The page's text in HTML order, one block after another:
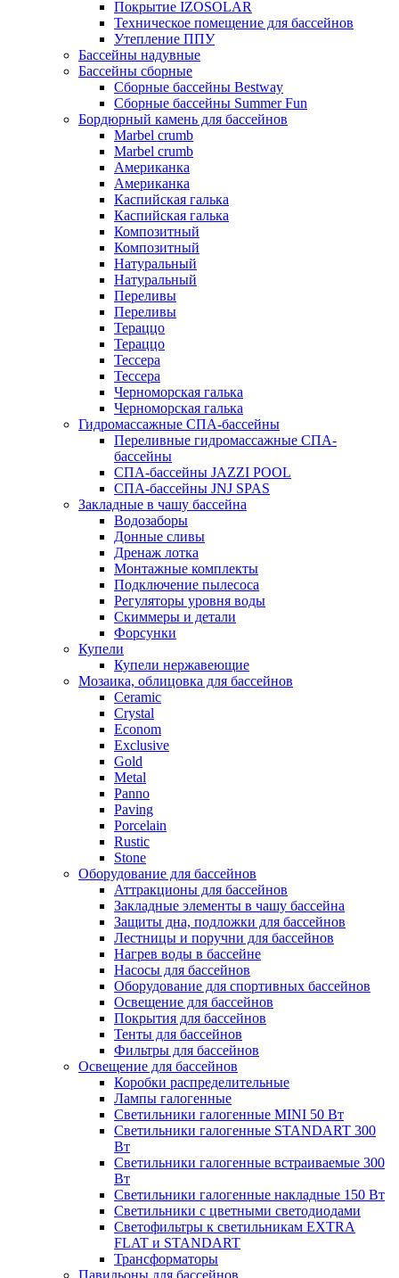
Покрытие IZOSOLAR
Техническое помещение для бассейнов
Утепление ППУ
Бассейны надувные
Бассейны сборные
Сборные бассейны Bestway
Сборные бассейны Summer Fun
Бордюрный камень для бассейнов
Marbel crumb
Marbel crumb
Американка
Американка
Каспийская галька
Каспийская галька
Композитный
Композитный
Натуральный
Натуральный
Переливы
Переливы
Тераццо
Тераццо
Тессера
Тессера
Черноморская галька
Черноморская галька
Гидромассажные СПА-бассейны
Переливные гидромассажные СПА-
бассейны
СПА-бассейны JAZZI POOL
СПА-бассейны JNJ SPAS
Закладные в чашу бассейна
Водозаборы
Донные сливы
Дренаж лотка
Монтажные комплекты
Подключение пылесоса
Регуляторы уровня воды
Скиммеры и детали
Форсунки
Купели
Купели нержавеющие
Мозаика, облицовка для бассейнов
Ceramic
Crystal
Econom
Exclusive
Gold
Metal
Panno
Paving
Porcelain
Rustic
Stone
Оборудование для бассейнов
Аттракционы для бассейнов
Закладные элементы в чашу бассейна
Защиты дна, подложки для бассейнов
Лестницы и поручни для бассейнов
Нагрев воды в бассейне
Насосы для бассейнов
Оборудование для спортивных бассейнов
Освещение для бассейнов
Покрытия для бассейнов
Тенты для бассейнов
Фильтры для бассейнов
Освещение для бассейнов
Коробки распределительные
Лампы галогенные
Светильники галогенные MINI 50 Вт
Светильники галогенные STANDART 300
Вт
Светильники галогенные встраиваемые 300
Вт
Светильники галогенные накладные 150 Вт
Светильники с цветными светодиодами
Светофильтры к светильникам EXTRA
FLAT и STANDART
Трансформаторы
Павильоны для бассейнов